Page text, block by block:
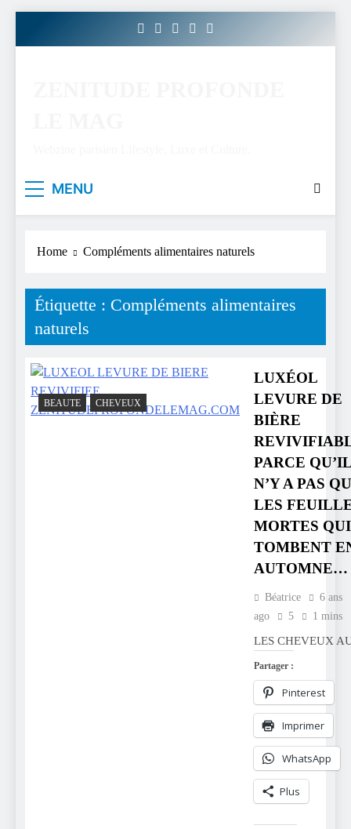
MENU
Home Compléments alimentaires naturels
Étiquette : Compléments alimentaires
naturels
BEAUTE CHEVEUX
LUXÉOL
LEVURE DE
BIÈRE
PARCE
N’Y A PAS
LES
MORTES QUI
TOMBENT
AUTOMNE…
Béatrice
6 ans
ago
5 1 mins
LES CHEVEUX
Partager :
Pinterest
Imprimer
WhatsApp
Plus